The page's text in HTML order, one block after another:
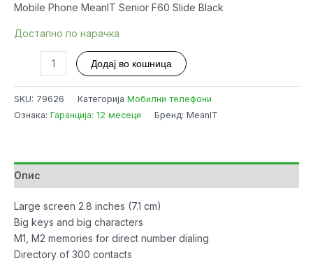
Mobile Phone MeanIT Senior F60 Slide Black
Достапно по нарачка
Phone
MeanIT
количина
Додај во кошница
SKU: 79626 Категорија Мобилни телефони
Ознака: Гаранција: 12 месеци Бренд: MeanIT
Опис
Large screen 2.8 inches (7.1 cm)
Big keys and big characters
M1, M2 memories for direct number dialing
Directory of 300 contacts